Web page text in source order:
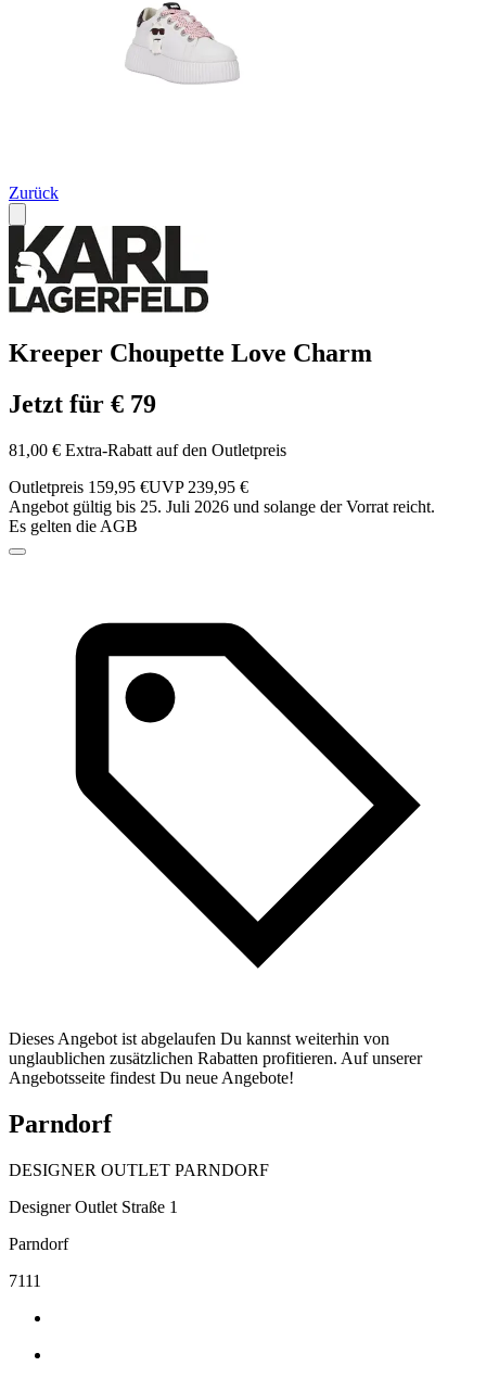
Zurück
Kreeper Choupette Love Charm
Jetzt für € 79
81,00 € Extra-Rabatt auf den Outletpreis
Outletpreis 159,95 €UVP 239,95 €
Angebot gültig bis 25. Juli 2026 und solange der Vorrat reicht.
Es gelten die AGB
Dieses Angebot ist abgelaufen Du kannst weiterhin von
unglaublichen zusätzlichen Rabatten profitieren. Auf unserer
Angebotsseite findest Du neue Angebote!
Parndorf
DESIGNER OUTLET PARNDORF
Designer Outlet Straße 1
Parndorf
7111